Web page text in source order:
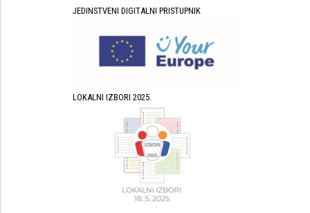
JEDINSTVENI DIGITALNI PRISTUPNIK
LOKALNI IZBORI 2025.